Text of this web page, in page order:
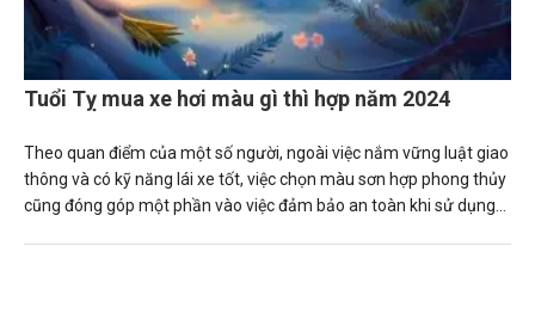
Tuổi Tỵ mua xe hơi màu gì thì hợp năm 2024
Theo quan điểm của một số người, ngoài việc nắm vững luật giao
thông và có kỹ năng lái xe tốt, việc chọn màu sơn hợp phong thủy
cũng đóng góp một phần vào việc đảm bảo an toàn khi sử dụng